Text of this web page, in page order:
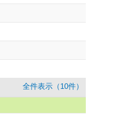
全件表示（10件）